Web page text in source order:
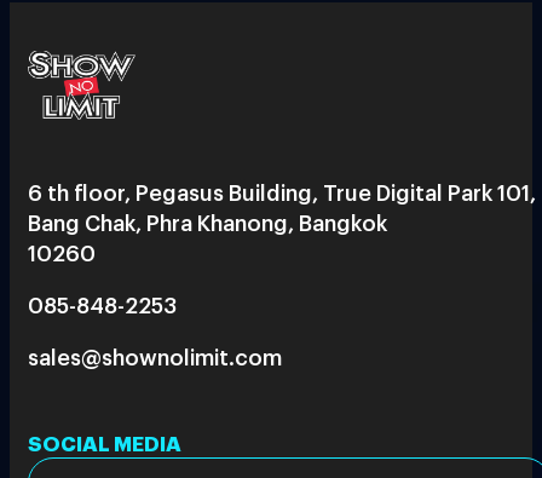
6 th floor, Pegasus Building, True Digital Park 101,
Bang Chak, Phra Khanong, Bangkok
10260
085-848-2253
sales@shownolimit.com
SOCIAL MEDIA